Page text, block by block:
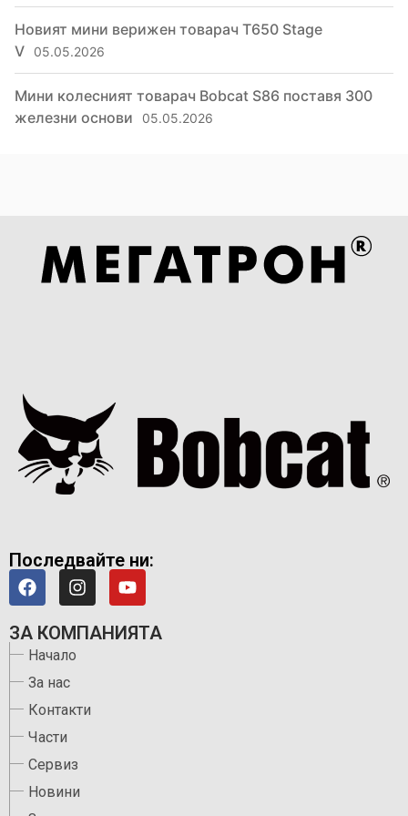
Новият мини верижен товарач T650 Stage
V
05.05.2026
Мини колесният товарач Bobcat S86 поставя 300
железни основи
05.05.2026
Последвайте ни:
ЗА КОМПАНИЯТА
Начало
За нас
Контакти
Части
Сервиз
Новини